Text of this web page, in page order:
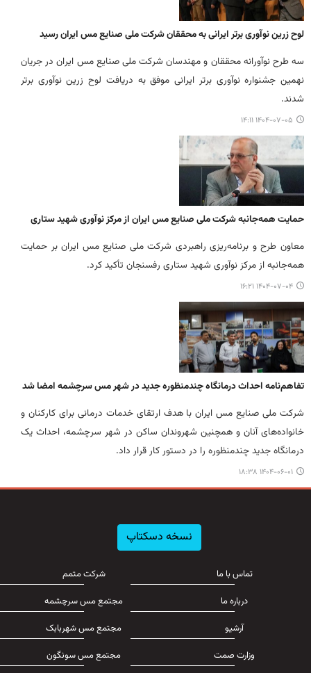
لوح زرین نوآوری برتر ایرانی به محققان شرکت ملی صنایع مس ایران رسید
سه طرح نوآورانه محققان و مهندسان شرکت ملی صنایع مس ایران در جریان
نهمین جشنواره نوآوری برتر ایرانی موفق به دریافت لوح زرین نوآوری برتر
شدند.
۱۴۰۴-۰۷-۰۵ ۱۴:۱۱
حمایت همه‌جانبه شرکت ملی صنایع مس ایران از مرکز نوآوری شهید ستاری
معاون طرح و برنامه‌ریزی راهبردی شرکت ملی صنایع مس ایران بر حمایت
همه‌جانبه از مرکز نوآوری شهید ستاری رفسنجان تأکید کرد.
۱۴۰۴-۰۷-۰۴ ۱۶:۲۱
تفاهم‌نامه احداث درمانگاه چندمنظوره جدید در شهر مس سرچشمه امضا شد
شرکت ملی صنایع مس ایران با هدف ارتقای خدمات درمانی برای کارکنان و
خانواده‌های آنان و همچنین شهروندان ساکن در شهر سرچشمه، احداث یک
درمانگاه جدید چندمنظوره را در دستور کار قرار داد.
۱۴۰۴-۰۶-۰۱ ۱۸:۳۸
نسخه دسکتاپ
تماس با ما
درباره ما
آرشیو
وزارت صمت
شرکت متمم
مجتمع مس سرچشمه
مجتمع مس شهربابک
مجتمع مس سونگون